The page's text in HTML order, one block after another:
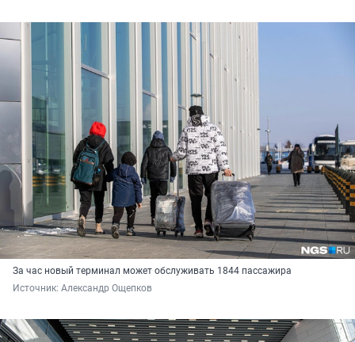
За час новый терминал может обслуживать 1844 пассажира
Источник: Александр Ощепков